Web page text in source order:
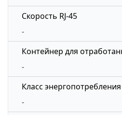
Скорость RJ-45
-
Контейнер для
-
Класс энергопотребления
-